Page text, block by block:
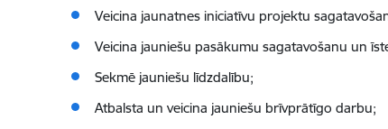
Veicina jaunatnes iniciatīvu projektu
Veicina jauniešu pasākumu sagatavošanu un
Sekmē jauniešu līdzdalību;
Atbalsta un veicina jauniešu brīvprātīgo darbu;